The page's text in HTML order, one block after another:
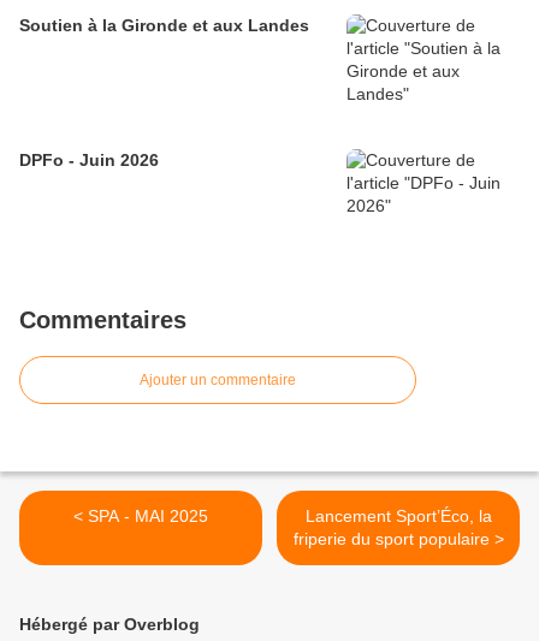
Soutien à la Gironde et aux Landes
DPFo - Juin 2026
Commentaires
Ajouter un commentaire
< SPA - MAI 2025
Lancement Sport’Éco, la
friperie du sport populaire >
Hébergé par Overblog